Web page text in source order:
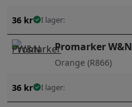
36 kr I lager:
Promarker W&N
Orange (R866)
36 kr I lager: